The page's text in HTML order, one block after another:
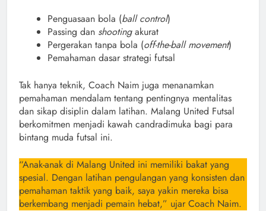
Penguasaan bola (ball control)
Passing dan shootingakurat
Pergerakan tanpa bola (off-the-ball movement)
Pemahaman dasar strategi futsal
Tak hanya teknik, Coach Naim juga menanamkan
pemahaman mendalam tentang pentingnya mentalitas
dan sikap disiplin dalam latihan. Malang United Futsal
berkomitmen menjadi kawah candradimuka bagi para
bintang muda futsal ini.
“Anak-anak di Malang United ini memiliki bakat yang
spesial. Dengan latihan pengulangan yang konsisten dan
pemahaman taktik yang baik, saya yakin mereka bisa
berkembang menjadi pemain hebat,” ujar Coach Naim.